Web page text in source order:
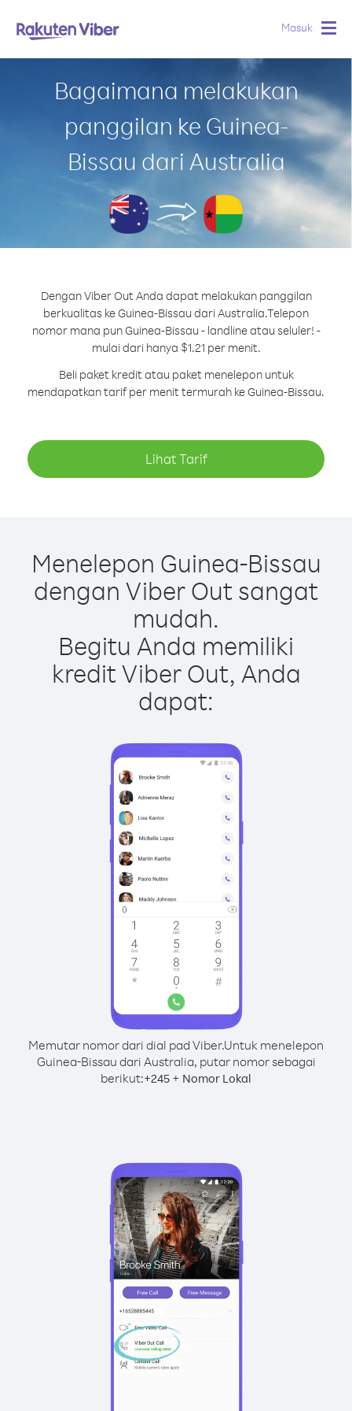
Masuk
Bagaimana melakukan
panggilan ke Guinea-
Bissau dari Australia
Dengan Viber Out Anda dapat melakukan panggilan
berkualitas ke Guinea-Bissau dari Australia.Telepon
nomor mana pun Guinea-Bissau - landline atau seluler! -
mulai dari hanya $1.21 per menit.
Beli paket kredit atau paket menelepon untuk
mendapatkan tarif per menit termurah ke Guinea-Bissau.
Lihat Tarif
Menelepon Guinea-Bissau
dengan Viber Out sangat
mudah.
Begitu Anda memiliki
kredit Viber Out, Anda
dapat:
Memutar nomor dari dial pad Viber.Untuk menelepon
Guinea-Bissau dari Australia, putar nomor sebagai
berikut:+245 + Nomor Lokal